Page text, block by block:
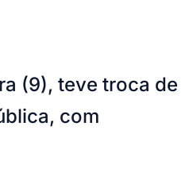
(9), teve troca de
com